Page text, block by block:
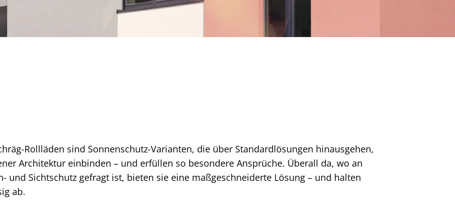
Rollläden sind Sonnenschutz-Varianten, die über Standardlösungen hinausgehen,
Architektur einbinden – und erfüllen so besondere Ansprüche. Überall da, wo an
und Sichtschutz gefragt ist, bieten sie eine maßgeschneiderte Lösung – und halten
ab.